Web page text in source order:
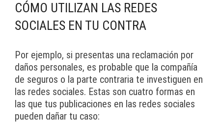
CÓMO UTILIZAN LAS REDES
SOCIALES EN TU CONTRA
Por ejemplo, si presentas una reclamación por
daños personales, es probable que la compañía
de seguros o la parte contraria te investiguen en
las redes sociales. Estas son cuatro formas en
las que tus publicaciones en las redes sociales
pueden dañar tu caso: